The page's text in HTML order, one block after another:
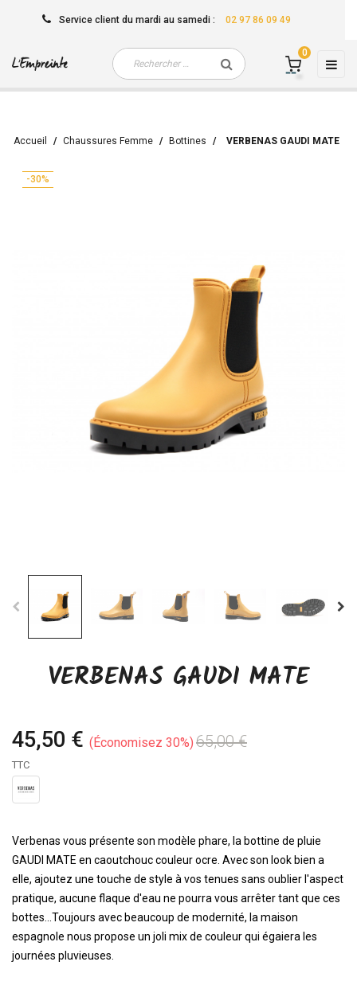
Service client du mardi au samedi : 02 97 86 09 49
☰
0
Accueil Chaussures Femme Bottines VERBENAS GAUDI MATE
-30%
VERBENAS GAUDI MATE
45,50 € Économisez 30% 65,00 €
TTC
Verbenas vous présente son modèle phare, la bottine de pluie
GAUDI MATE en caoutchouc couleur ocre. Avec son look bien a
elle, ajoutez une touche de style à vos tenues sans oublier l'aspect
pratique, aucune flaque d'eau ne pourra vous arrêter tant que ces
bottes...Toujours avec beaucoup de modernité, la maison
espagnole nous propose un joli mix de couleur qui égaiera les
journées pluvieuses.